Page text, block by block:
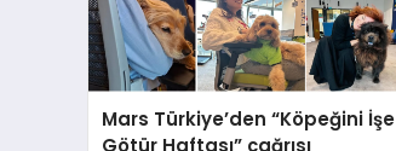
Mars Türkiye’den “Köpeğini İşe
Götür Haftası” çağrısı